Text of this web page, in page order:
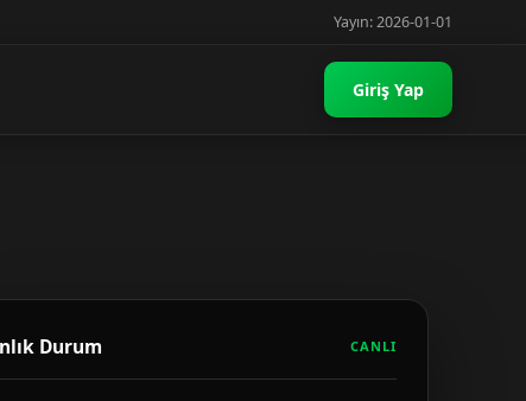
Yayın: 2026-01-01
Giriş Yap
Durum CANLI